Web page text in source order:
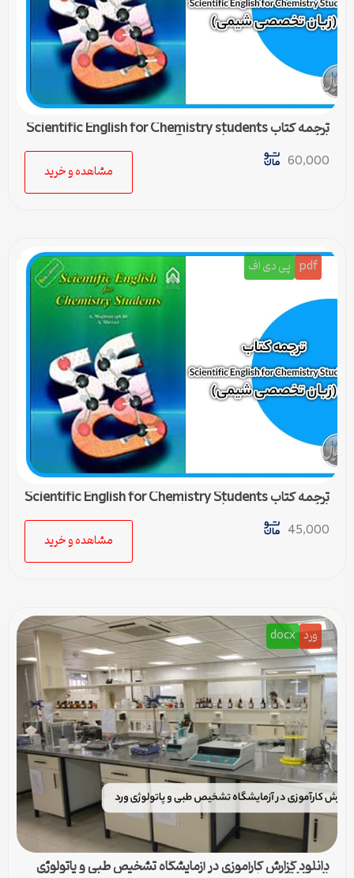
ترجمه کتاب Scientific English for Chemistry students
(زبان تخصصی شیمی) – درس 2
60,000
مشاهده و خرید
pdf پی دی اف
ترجمه کتاب Scientific English for Chemistry Students
(زبان تخصصی شیمی) – درس اول
45,000
مشاهده و خرید
ورد docx
دانلود گزارش کارآموزی در آزمایشگاه تشخیص طبی و پاتولوژی